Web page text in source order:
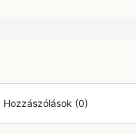
Hozzászólások (0)